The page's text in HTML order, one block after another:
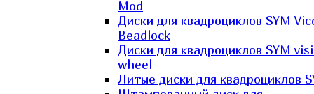
Mod
Диски для квадроциклов SYM
Beadlock
Диски для квадроциклов SYM
wheel
Литые диски для квадроциклов